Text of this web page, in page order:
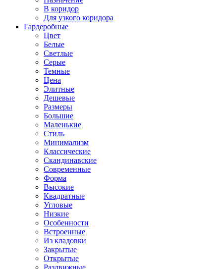
В коридор
Для узкого коридора
Гардеробные
Цвет
Белые
Светлые
Серые
Темные
Цена
Элитные
Дешевые
Размеры
Большие
Маленькие
Стиль
Минимализм
Классические
Скандинавские
Современные
Форма
Высокие
Квадратные
Угловые
Низкие
Особенности
Встроенные
Из кладовки
Закрытые
Открытые
Раздвижные